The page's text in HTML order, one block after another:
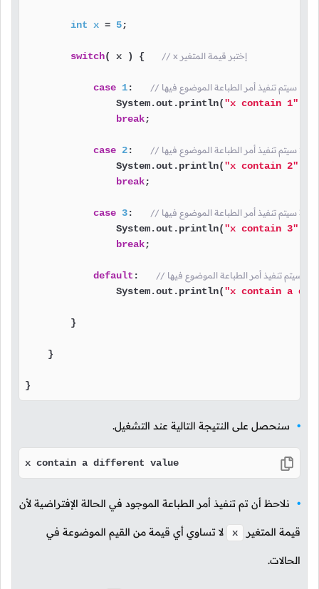
int x = 5;
switch( x ) { // x إختبر قيمة المتغير
case 1:
                System.out.println(
"x contain 1"
break;
case 2:
                System.out.println(
"x contain 2"
break;
case 3:
                System.out.println(
"x contain 3"
break;
default : سيتم تنفيذ أمر الطباعة الموضوع فيها
                System.out.println(
"x contain a
        }
    }
}
سنحصل على النتيجة التالية عند التشغيل.
x contain a different value
نلاحظ أن تم تنفيذ أمر الطباعة الموجود في الحالة الإفتراضية لأن
قيمة المتغير x لا تساوي أي قيمة من القيم الموضوعة في
الحالات.